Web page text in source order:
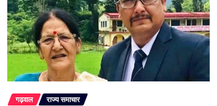
गढ़वाल राज्य समाचार